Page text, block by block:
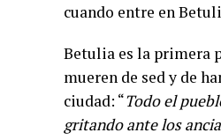
cuando entre en
Betulia es la primera
mueren de sed y de
ciudad: “Todo el
gritando ante los